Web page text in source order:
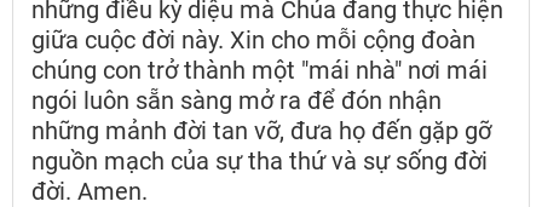
những điều kỳ diệu mà Chúa đang thực hiện
giữa cuộc đời này. Xin cho mỗi cộng đoàn
chúng con trở thành một "mái nhà" nơi mái
ngói luôn sẵn sàng mở ra để đón nhận
những mảnh đời tan vỡ, đưa họ đến gặp gỡ
nguồn mạch của sự tha thứ và sự sống đời
đời. Amen.